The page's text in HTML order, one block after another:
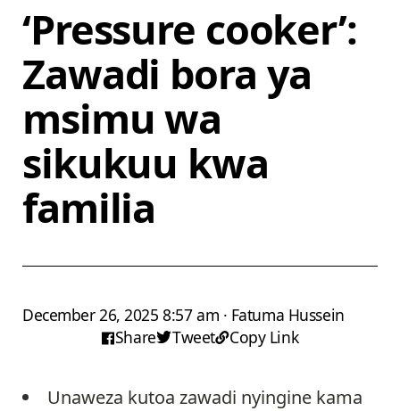
‘Pressure cooker’:
Zawadi bora ya
msimu wa
sikukuu kwa
familia
December 26, 2025 8:57 am · Fatuma Hussein
Share
Tweet Copy Link
Unaweza kutoa zawadi nyingine kama